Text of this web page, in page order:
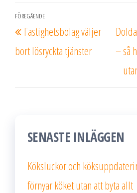
Inläggsnavigering
Föregående
inlägg
FÖREGÅENDE
Fastighetsbolag väljer
bort lösryckta tjänster
– så
SENASTE INLÄGGEN
Köksluckor och
förnyar köket utan att byta allt